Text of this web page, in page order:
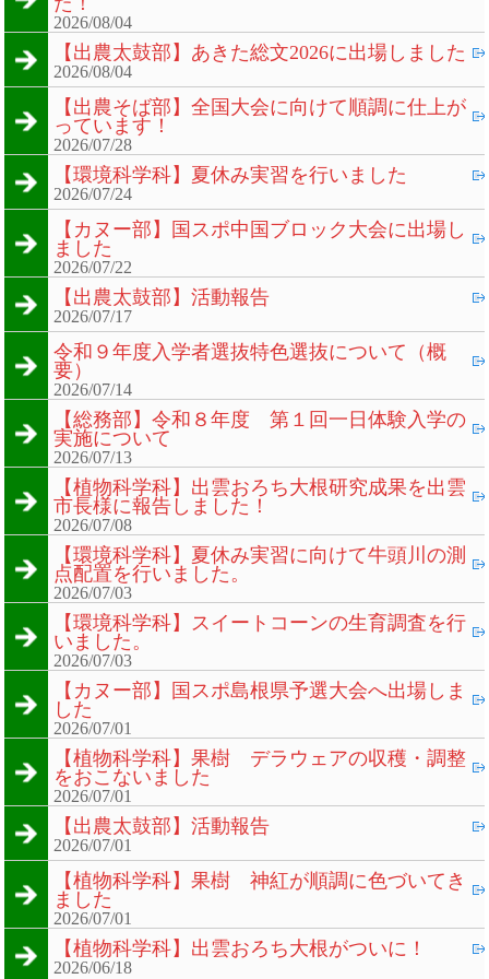
2026/08/04
【出農太鼓部】あきた総文2026に出場しました
2026/08/04
【出農そば部】全国大会に向けて順調に仕上が
っています！
2026/07/28
【環境科学科】夏休み実習を行いました
2026/07/24
【カヌー部】国スポ中国ブロック大会に出場し
ました
2026/07/22
【出農太鼓部】活動報告
2026/07/17
令和９年度入学者選抜特色選抜について（概
要）
2026/07/14
【総務部】令和８年度 第１回一日体験入学の
実施について
2026/07/13
【植物科学科】出雲おろち大根研究成果を出雲
市長様に報告しました！
2026/07/08
【環境科学科】夏休み実習に向けて牛頭川の測
点配置を行いました。
2026/07/03
【環境科学科】スイートコーンの生育調査を行
いました。
2026/07/03
【カヌー部】国スポ島根県予選大会へ出場しま
した
2026/07/01
【植物科学科】果樹 デラウェアの収穫・調整
をおこないました
2026/07/01
【出農太鼓部】活動報告
2026/07/01
【植物科学科】果樹 神紅が順調に色づいてき
ました
2026/07/01
【植物科学科】出雲おろち大根がついに！
2026/06/18